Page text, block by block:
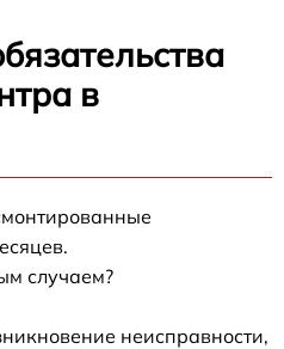
в
случаем?
неисправности,